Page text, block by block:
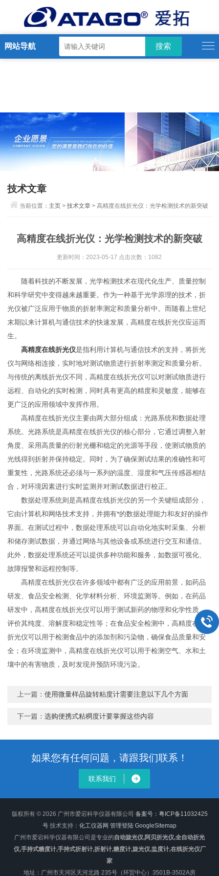
网站导航
技术文章
当前位置： 主页 >技术文章 > 高精度在线折光仪：光学检测技术的新突破
高精度在线折光仪：光学检测技术的新突破
更新时间：2023-05-17 点击次数：1082
随着科技的不断发展，光学检测技术在现代化生产、质量控制
和科学研究中变得越来越重要。作为一种基于光学原理的技术，折
光仪被广泛应用于物质的折射率测定和质量分析中。而随着上世纪
末期以来计算机与通信技术的快速发展，高精度在线折光仪应运而
生。
高精度在线折光仪是指利用计算机与通信技术的支持，将折光
仪与网络相连接，实时地对测试物质进行折射率测定和质量分析。
与传统的离线折光仪不同，高精度在线折光仪可以对测试物质进行
远程、自动化的实时检测，同时具有更高的精度和灵敏度，能够在
更广泛的应用领域中发挥作用。
高精度在线折光仪主要由两大部分组成：光路系统和数据处理
系统。光路系统是高精度在线折光仪的核心部分，它通过调整入射
角度、采用高质量的衍射光栅和稳定的光源等手段，使测试物质的
光线得到折射并保持稳定。同时，为了确保测试结果的准确性和可
重复性，光路系统还必须与一系列的温度、湿度和气压传感器相结
合，对环境因素进行实时监测并对测试数据进行校正。
数据处理系统则是高精度在线折光仪的另一个关键组成部分，
它由计算机和网络技术支持，并拥有*的数据处理能力和友好的操作
界面。在测试过程中，数据处理系统可以自动化地实时采集、分析
和储存测试数据，并通过网络与其他设备或系统进行交互和通信。
此外，数据处理系统还可以提供多种功能和服务，如数据可视化、
故障报警和远程控制等。
高精度在线折光仪在许多领域中都有广泛的应用前景，如药品
研发、食品安全检测、化学材料分析、环境监测等。例如，在药品
研发中，高精度在线折光仪可以用于测试新药的物理和化学性质，
评价其纯度、溶解度和稳定性等；在食品安全检测中，高精度在线
折光仪可以用于检测食品中的添加剂和污染物，确保食品质量和安
全；在环境监测中，高精度在线折光仪可以用于检测空气、水和土
壤中的有害物质，及时发现并预防环境污染。
上一篇：使用微量样品旋转粘度计需要注意以下几个方面
下一篇：选购便携式粘稠度计要掌握这些内容
如果您有任何问题，请跟我们联系！
联系我们
版权所有 © 2026 广州市爱宕科学仪器有限公司 备案号：粤ICP备11032425
号 技术支持： 化工仪器网 管理登陆 GoogleSitemap
广州市爱宕科学仪器有限公司是专业的自动旋光仪,阿贝折光仪,全自动折光
仪,手持式糖度计,手持式折射计,折射计,糖度计,旋光仪,盐度计,在线折光仪厂
家
地址：广州市天河区天河北路 235号（环贸中心）3501B-3502A房